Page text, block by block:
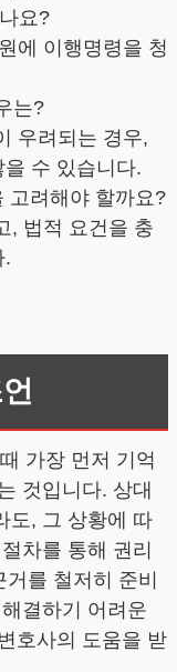
요?
에 이행명령을 청
는?
우려되는 경우,
수 있습니다.
고려해야 할까요?
, 법적 요건을 충
.
가장 먼저 기억
것입니다. 상대
도, 그 상황에 따
차를 통해 권리
를 철저히 준비
결하기 어려운
호사의 도움을 받